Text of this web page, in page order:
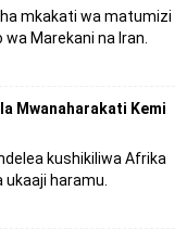
mkakati wa matumizi
Marekani na Iran.
Mwanaharakati Kemi
kushikiliwa Afrika
ukaaji haramu.